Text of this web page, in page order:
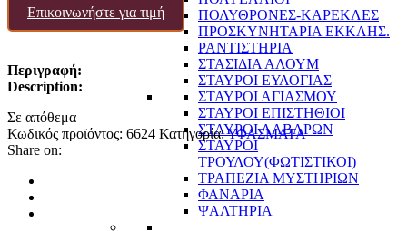
ΠΟΛΥΘΡΟΝΕΣ-ΚΑΡΕΚΛΕΣ
ΠΡΟΣΚΥΝΗΤΑΡΙΑ ΕΚΚΛΗΣ.
ΡΑΝΤΙΣΤΗΡΙΑ
ΣΤΑΣΙΔΙΑ ΑΛΟΥΜ
ΣΤΑΥΡΟΙ ΕΥΛΟΓΙΑΣ
ΣΤΑΥΡΟΙ ΑΓΙΑΣΜΟΥ
ΣΤΑΥΡΟΙ ΕΠΙΣΤΗΘΙΟΙ
ΣΤΑΥΡΟΙ ΛΑΒΑΡΩΝ
ΣΤΑΥΡΟΙ
ΤΡΟΥΛΟΥ(ΦΩΤΙΣΤΙΚΟΙ)
ΤΡΑΠΕΖΙΑ ΜΥΣΤΗΡΙΩΝ
ΦΑΝΑΡΙΑ
ΨΑΛΤΗΡΙΑ
Επικοινωνήστε για τιμή
Περιγραφή:
Description:
Σε απόθεμα
Κωδικός προϊόντος: 6624 Κατηγορία:ΥΦΑΣΜΑΤΑ
Share on: